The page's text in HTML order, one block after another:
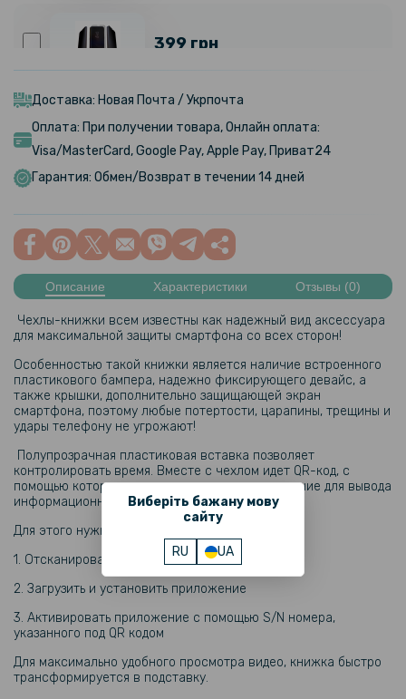
Виберіть бажану мову
сайту
RU UA
399 грн
Samsung Galaxy M55 5G (Антишпион, глянцевая)
159 грн
199 грн
Galaxy M55 5G, Transparent
239 грн
299 грн
Гидрогелевая пленка iNobi Matte для Samsung Galaxy M55 5G,
Матовая
159 грн
199 грн
Противоударная гидрогелевая пленка Hydrogel Film для Samsung
299 грн
Гидрогелевая пленка iNobi Matte для Samsung Galaxy M55 5G на
заднюю панель, Матовая
99 грн
Игровые напальчники S02 для телефона 2шт
Доставка: Новая Почта / Укрпочта
Оплата: При получении товара, Онлайн оплата:
Visa/MasterCard, Google Pay, Apple Pay, Приват24
Гарантия: Обмен/Возврат в течении 14 дней
Описание Характеристики Отзывы (0)
Чехлы-книжки всем известны как надежный вид аксессуара
для максимальной защиты смартфона со всех сторон!
Особенностью такой книжки является наличие встроенного
пластикового бампера, надежно фиксирующего девайс, а
также крышки, дополнительно защищающей экран
смартфона, поэтому любые потертости, царапины, трещины и
удары телефону не угрожают!
Полупрозрачная пластиковая вставка позволяет
контролировать время. Вместе с чехлом идет QR-код, с
помощью которого можно установить приложение для вывода
информационного окна по краю телефона.
Для этого нужно:
1. Отсканировать QR код
2. Загрузить и установить приложение
3. Активировать приложение с помощью S/N номера,
указанного под QR кодом
Для максимально удобного просмотра видео, книжка быстро
трансформируется в подставку.